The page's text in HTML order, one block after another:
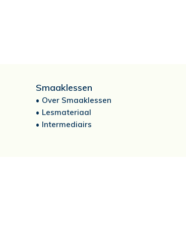
Smaaklessen
Over Smaaklessen
Lesmateriaal
Intermediairs